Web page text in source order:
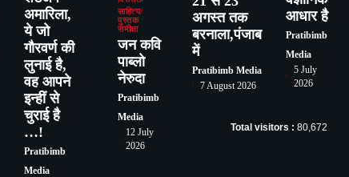
अमारिला,
ये जो
गौरवर्ण की
लुनाई है,
वह आपने
इन्हीं से
चुराई है
…!
Pratibimb
Media
साहित्य/
पुस्तक
समीक्षा
जन कवि
पाब्लो
नेरुदा
Pratibimb
Media
12 July
2026
अगस्त तक
बरनाला,पंजाब
में
Pratibimb Media
7 August 2026
आधार है
Pratibimb
Media
5 July
2026
Total visitors : 80,672